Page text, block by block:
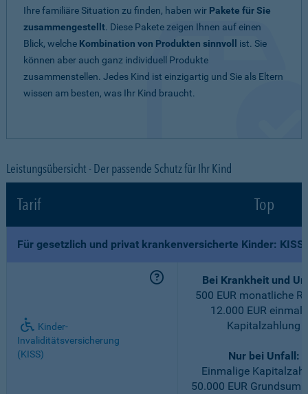
Ihre familiäre Situation zu finden, haben wir Pakete für Sie
zusammengestellt. Diese Pakete zeigen Ihnen auf einen
Blick, welche Kombination von Produkten sinnvoll
ist. Sie
können aber auch ganz individuell Produkte
zusammenstellen. Jedes Kind ist einzigartig und Sie als Eltern
wissen am besten, was Ihr Kind braucht.
Leistungsübersicht - Der passende Schutz für Ihr Kind
Tarif Top
Für gesetzlich und privat krankenversicherte Kinder: KISS
Kinder-
Invaliditätsversicherung
(KISS)
Bei Krankheit und
500 EUR monatliche
12.000 EUR
Kapitalzahlung
Nur bei Unfall:
Einmalige
50.000 EUR